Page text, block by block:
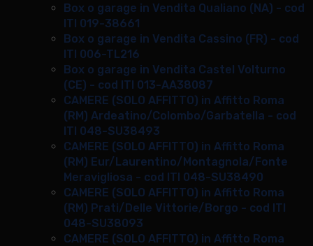
Box o garage in Vendita Qualiano (NA) - cod
ITI 019-38661
Box o garage in Vendita Cassino (FR) - cod
ITI 006-TL216
Box o garage in Vendita Castel Volturno
(CE) - cod ITI 013-AA38087
CAMERE (SOLO AFFITTO) in Affitto Roma
(RM) Ardeatino/Colombo/Garbatella - cod
ITI 048-SU38493
CAMERE (SOLO AFFITTO) in Affitto Roma
(RM) Eur/Laurentino/Montagnola/Fonte
Meravigliosa - cod ITI 048-SU38490
CAMERE (SOLO AFFITTO) in Affitto Roma
(RM) Prati/Delle Vittorie/Borgo - cod ITI
048-SU38093
CAMERE (SOLO AFFITTO) in Affitto Roma